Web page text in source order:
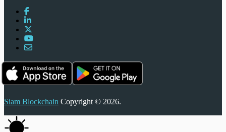
Siam Blockchain Copyright © 2026.